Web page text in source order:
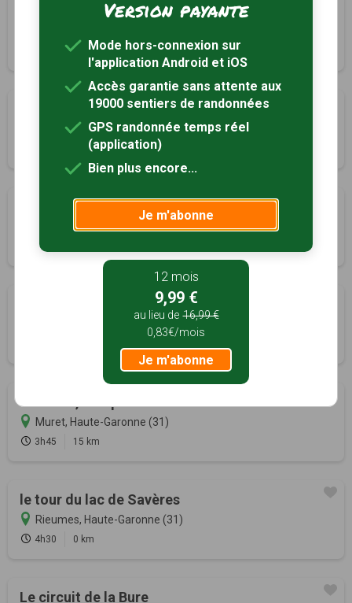
Le chemin de l’Ane Gris
8.5 km
Le chemin des vignes
Lézat-sur-Lèze, Ariège (09)
9.5 km
Balade autour du clocher de Puydaniel
Mauressac, Haute-Garonne (31)
3h45
Notre-Dame de Montaut
Montbrun-Bocage, Haute-Garonne (31)
Garonne, bosquets et falaises
Muret, Haute-Garonne (31)
3h45 15 km
le tour du lac de Savères
Rieumes, Haute-Garonne (31)
4h30 0 km
Le circuit de la Bure
Version payante
Mode hors-connexion sur
l'application Android et iOS
Accès garantie sans attente aux
19000 sentiers de randonnées
GPS randonnée temps réel
(application)
Bien plus encore...
Je m'abonne
12 mois
9,99 €
au lieu de 16,99 €
0,83€/mois
Je m'abonne